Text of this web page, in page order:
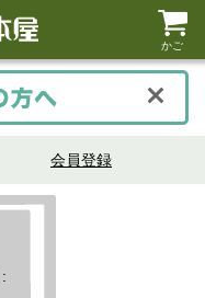
かご
会員登録